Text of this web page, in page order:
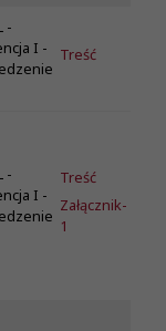
-
I -
Treść
-
I -
Treść
Załącznik-
1